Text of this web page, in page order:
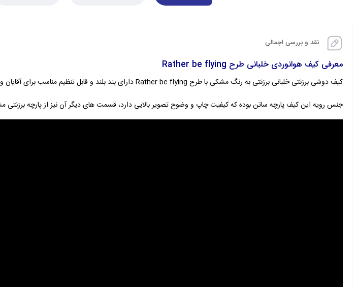
نقد و بررسی اجمالی
معرفی کیف هوانوردی خلبانی طرح Rather be flying
کیف دوشی برزنتی خلبانی برزنتی به رنگ مشکی با طرح Rather be flying دارای بند بلند و قابل تنظیم مناسب برای آقایان و بانوان علاقه مند به خلبانی و هوانوردی.
جنس رویه این کیف پارچه ساتن بوده که کیفیت چاپ و وضوح تصویر بالایی دارد، قسمت های دیگر آن نیز از پارچه برزنتی